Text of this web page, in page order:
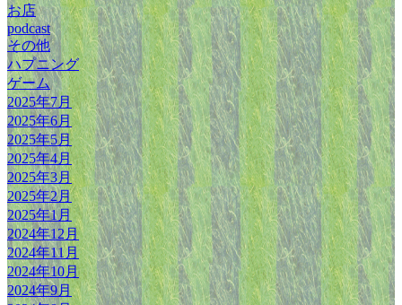
お店
podcast
その他
ハプニング
ゲーム
2025年7月
2025年6月
2025年5月
2025年4月
2025年3月
2025年2月
2025年1月
2024年12月
2024年11月
2024年10月
2024年9月